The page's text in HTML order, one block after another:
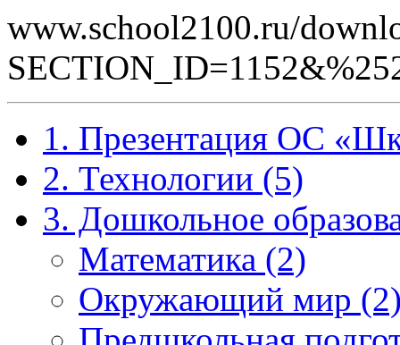
www.school2100.ru/
1. Презентация ОС
2. Технологии (5)
3. Дошкольное
Математика (2)
Окружающий мир